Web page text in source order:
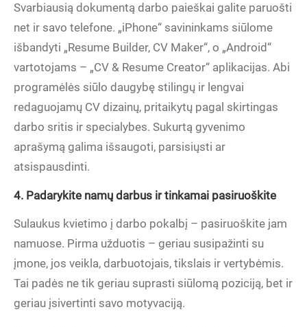
Svarbiausią dokumentą darbo paieškai galite paruošti
net ir savo telefone. „iPhone“ savininkams siūlome
išbandyti „Resume Builder, CV Maker“, o „Android“
vartotojams – „CV & Resume Creator“ aplikacijas. Abi
programėlės siūlo daugybę stilingų ir lengvai
redaguojamų CV dizainų, pritaikytų pagal skirtingas
darbo sritis ir specialybes. Sukurtą gyvenimo
aprašymą galima išsaugoti, parsisiųsti ar
atsispausdinti.
4. Padarykite namų darbus ir tinkamai pasiruoškite
Sulaukus kvietimo į darbo pokalbį – pasiruoškite jam
namuose. Pirma užduotis – geriau susipažinti su
įmone, jos veikla, darbuotojais, tikslais ir vertybėmis.
Tai padės ne tik geriau suprasti siūlomą poziciją, bet ir
geriau įsivertinti savo motyvaciją.